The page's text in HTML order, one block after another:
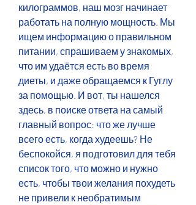
килограммов, наш мозг начинает
работать на полную мощность. Мы
ищем информацию о правильном
питании, спрашиваем у знакомых,
что им удаётся есть во время
диеты, и даже обращаемся к Гуглу
за помощью. И вот, ты нашелся
здесь, в поиске ответа на самый
главный вопрос: что же лучше
всего есть, когда худеешь? Не
беспокойся, я подготовил для тебя
список того, что можно и нужно
есть, чтобы твои желания похудеть
не привели к необратимым